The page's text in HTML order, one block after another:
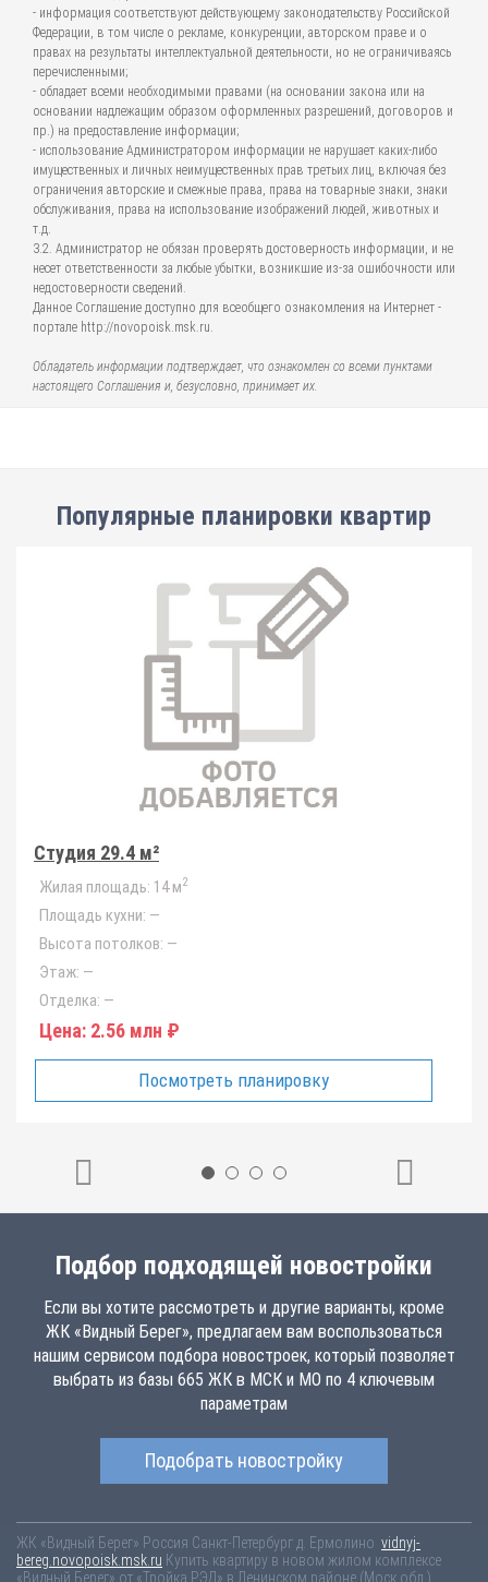
- информация соответствуют действующему законодательству Российской
Федерации, в том числе о рекламе, конкуренции, авторском праве и о
правах на результаты интеллектуальной деятельности, но не ограничиваясь
перечисленными;
- обладает всеми необходимыми правами (на основании закона или на
основании надлежащим образом оформленных разрешений, договоров и
пр.) на предоставление информации;
- использование Администратором информации не нарушает каких-либо
имущественных и личных неимущественных прав третьих лиц, включая без
ограничения авторские и смежные права, права на товарные знаки, знаки
обслуживания, права на использование изображений людей, животных и
т.д.
3.2. Администратор не обязан проверять достоверность информации, и не
несет ответственности за любые убытки, возникшие из-за ошибочности или
недостоверности сведений.
Данное Соглашение доступно для всеобщего ознакомления на Интернет -
портале http://novopoisk.msk.ru.
Обладатель информации подтверждает, что ознакомлен со всеми пунктами
настоящего Соглашения и, безусловно, принимает их.
Популярные планировки квартир
Студия 29.4 м²
Жилая площадь: 14 м2
Площадь кухни: —
Высота потолков: —
Этаж: —
Отделка: —
Цена: 2.56 млн ₽
Посмотреть планировку
Подбор подходящей новостройки
Если вы хотите рассмотреть и другие варианты, кроме
ЖК «Видный Берег», предлагаем вам воспользоваться
нашим сервисом подбора новостроек, который позволяет
выбрать из базы 665 ЖК в МСК и МО по 4 ключевым
параметрам
Подобрать новостройку
ЖК «Видный Берег» Россия Санкт-Петербург д. Ермолино vidnyj-
bereg.novopoisk.msk.ru Купить квартиру в новом жилом комплексе
«Видный Берег» от «Тройка РЭД» в Ленинском районе (Моск обл.).